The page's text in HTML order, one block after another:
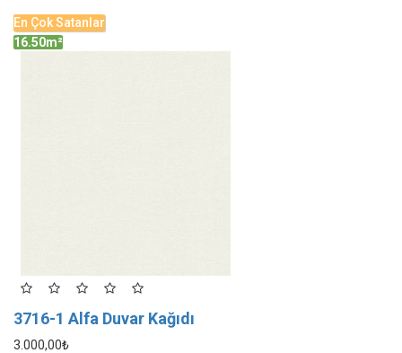
En Çok Satanlar
16.50m²
3716-1 Alfa Duvar Kağıdı
3.000,00₺